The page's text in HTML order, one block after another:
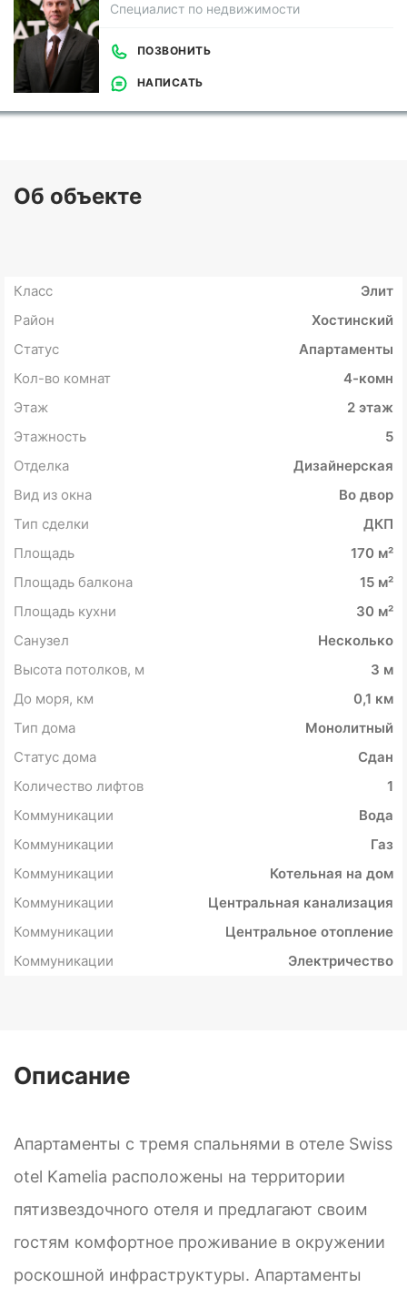
Специалист по недвижимости
ПОЗВОНИТЬ
НАПИСАТЬ
Об объекте
Класс
Элит
Район
Хостинский
Статус
Апартаменты
Кол-во комнат
4-комн
Этаж
2 этаж
Этажность
5
Отделка
Дизайнерская
Вид из окна
Во двор
Тип сделки
ДКП
Площадь
170 м²
Площадь балкона
15 м²
Площадь кухни
30 м²
Санузел
Несколько
Высота потолков, м
3 м
До моря, км
0,1 км
Тип дома
Монолитный
Статус дома
Сдан
Количество лифтов
1
Коммуникации
Вода
Коммуникации
Газ
Коммуникации
Котельная на дом
Коммуникации
Центральная канализация
Коммуникации
Центральное отопление
Коммуникации
Электричество
Описание
Апартаменты с тремя спальнями в отеле Swiss
otel Kamelia расположены на территории
пятизвездочного отеля и предлагают своим
гостям комфортное проживание в окружении
роскошной инфраструктуры. Апартаменты